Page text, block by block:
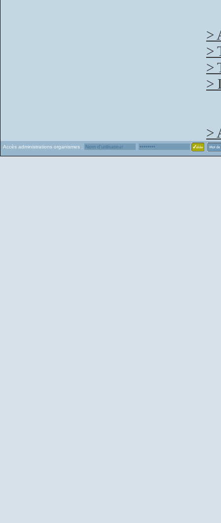
>
>
>
>
>
Accès administrations organismes :